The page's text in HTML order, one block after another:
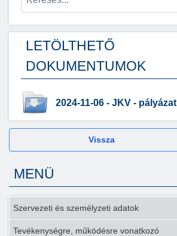
LETÖLTHETŐ
DOKUMENTUMOK
2024-11-06 - JKV - pályázat
Vissza
MENÜ
Szervezeti és személyzeti adatok
Tevékenységre, működésre vonatkozó